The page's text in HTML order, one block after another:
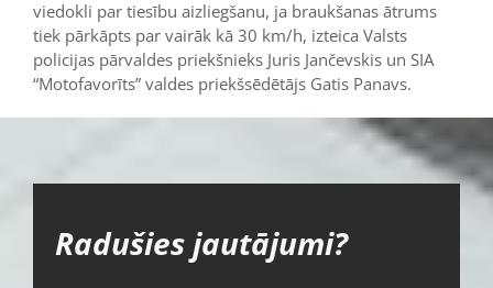
viedokli par tiesību aizliegšanu, ja braukšanas ātrums
tiek pārkāpts par vairāk kā 30 km/h, izteica Valsts
policijas pārvaldes priekšnieks Juris Jančevskis un SIA
“Motofavorīts” valdes priekšsēdētājs Gatis Panavs.
Radušies jautājumi?